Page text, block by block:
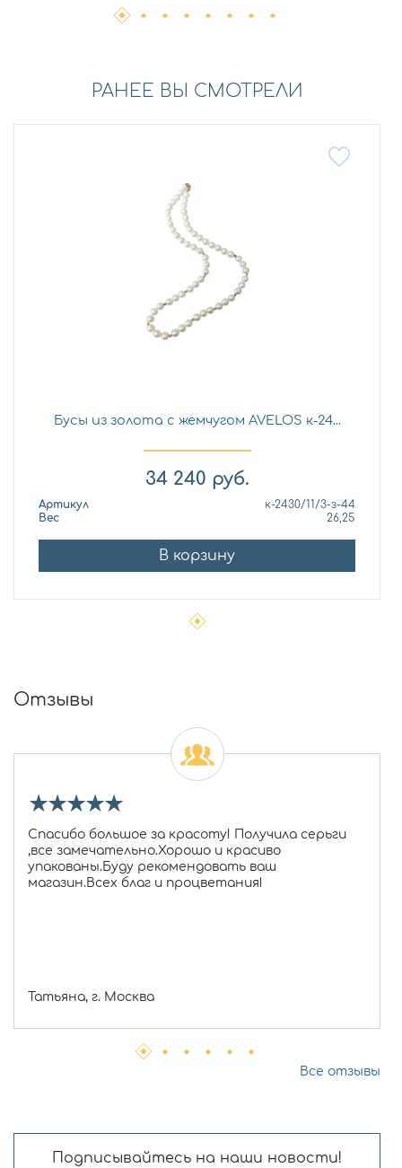
РАНЕЕ ВЫ СМОТРЕЛИ
Бусы из золота с жемчугом AVELOS к-24...
34 240 руб.
Артикул
к-2430/11/3-з-44
Вес
26,25
В корзину
Отзывы
★★★★★
Спасибо большое за красоту! Получила серьги
,все замечательно.Хорошо и красиво
упакованы.Буду рекомендовать ваш
магазин.Всех благ и процветания!
Татьяна, г. Москва
Все отзывы
Подписывайтесь на наши новости!